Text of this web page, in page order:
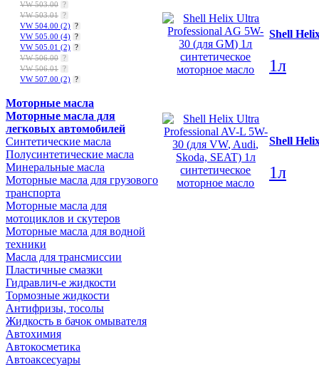
VW 503.00 ?
VW 503.01 ?
VW 504.00 (2) ?
VW 505.00 (4) ?
VW 505.01 (2) ?
VW 506.00 ?
VW 506.01 ?
VW 507.00 (2) ?
Моторные масла
Моторные масла для
легковых автомобилей
Синтетические масла
Полусинтетические масла
Минеральные масла
Моторные масла для грузового
транспорта
Моторные масла для
мотоциклов и скутеров
Моторные масла для водной
техники
Масла для трансмиссии
Пластичные смазки
Гидравлич-е жидкости
Тормозные жидкости
Антифризы, тосолы
Жидкость в бачок омывателя
Автохимия
Автокосметика
Автоаксесуары
Shell
1л
Shell
1л